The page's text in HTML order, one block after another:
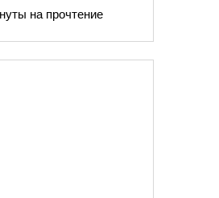
на прочтение